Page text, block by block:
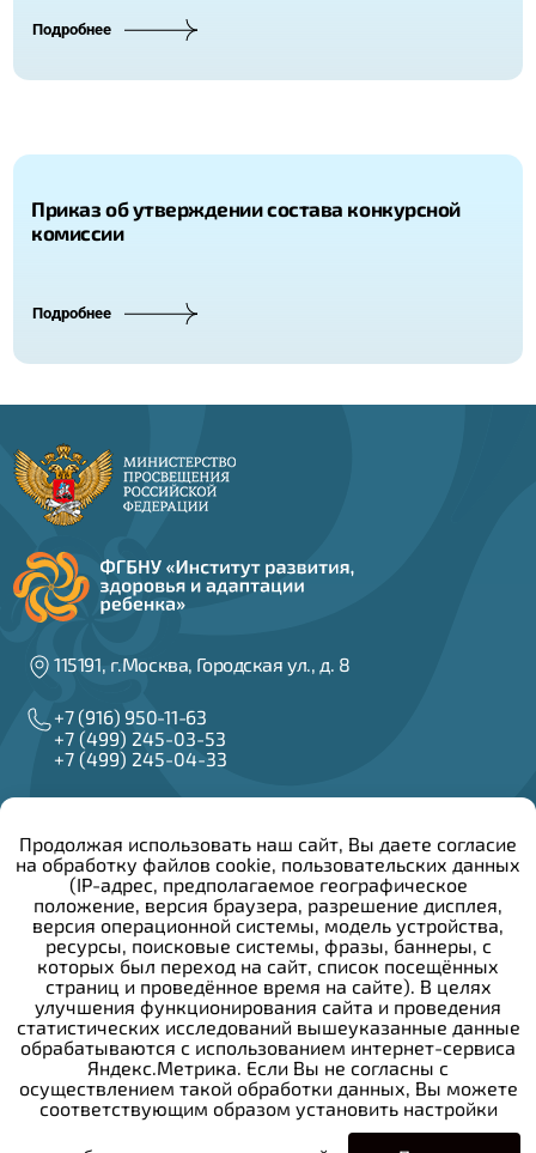
Подробнее
Приказ об утверждении состава конкурсной
комиссии
Подробнее
115191, г.Москва, Городская ул., д. 8
+7 (916) 950-11-63
+7 (499) 245-03-53
+7 (499) 245-04-33
info@irzar.ru
Написать руководителю
Сведения об образовательной организации
Конкурсы и вакансии
Закупочная деятельность
Политика конфиденциальности
Противодействие коррупции
Общероссийский детский телефон доверия:
+7 (800) 200-01-22
Продолжая использовать наш сайт, Вы даете согласие
на обработку файлов cookie, пользовательских данных
(IP-адрес, предполагаемое географическое
положение, версия браузера, разрешение дисплея,
версия операционной системы, модель устройства,
ресурсы, поисковые системы, фразы, баннеры, с
которых был переход на сайт, список посещённых
страниц и проведённое время на сайте). В целях
улучшения функционирования сайта и проведения
статистических исследований вышеуказанные данные
обрабатываются с использованием интернет-сервиса
Яндекс.Метрика. Если Вы не согласны с
осуществлением такой обработки данных, Вы можете
соответствующим образом установить настройки